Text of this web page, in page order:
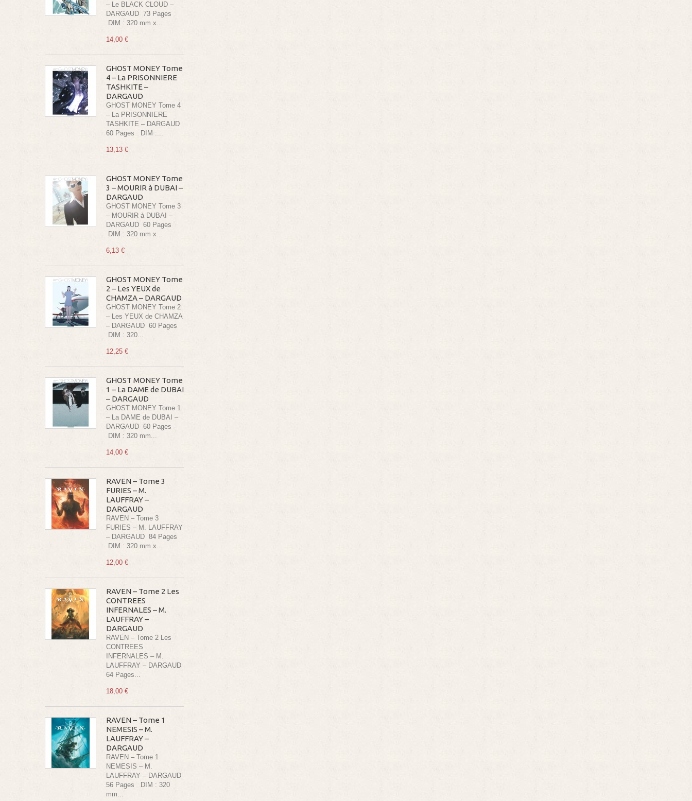
– Le BLACK CLOUD –
DARGAUD 73 Pages
DIM : 320 mm x...
14,00 €
GHOST MONEY Tome
4 – La PRISONNIERE
TASHKITE –
DARGAUD
GHOST MONEY Tome 4
– La PRISONNIERE
TASHKITE – DARGAUD
60 Pages DIM :...
13,13 €
GHOST MONEY Tome
3 – MOURIR à DUBAI –
DARGAUD
GHOST MONEY Tome 3
– MOURIR à DUBAI –
DARGAUD 60 Pages
DIM : 320 mm x...
6,13 €
GHOST MONEY Tome
2 – Les YEUX de
CHAMZA – DARGAUD
GHOST MONEY Tome 2
– Les YEUX de CHAMZA
– DARGAUD 60 Pages
DIM : 320...
12,25 €
GHOST MONEY Tome
1 – La DAME de DUBAI
– DARGAUD
GHOST MONEY Tome 1
– La DAME de DUBAI –
DARGAUD 60 Pages
DIM : 320 mm...
14,00 €
RAVEN – Tome 3
FURIES – M.
LAUFFRAY –
DARGAUD
RAVEN – Tome 3
FURIES – M. LAUFFRAY
– DARGAUD 84 Pages
DIM : 320 mm x...
12,00 €
RAVEN – Tome 2 Les
CONTREES
INFERNALES – M.
LAUFFRAY –
DARGAUD
RAVEN – Tome 2 Les
CONTREES
INFERNALES – M.
LAUFFRAY – DARGAUD
64 Pages...
18,00 €
RAVEN – Tome 1
NEMESIS – M.
LAUFFRAY –
DARGAUD
RAVEN – Tome 1
NEMESIS – M.
LAUFFRAY – DARGAUD
56 Pages DIM : 320
mm...